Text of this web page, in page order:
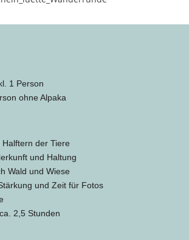
1 Person
ohne Alpaka
der Tiere
und Haltung
Wald und Wiese
und Zeit für Fotos
2,5 Stunden